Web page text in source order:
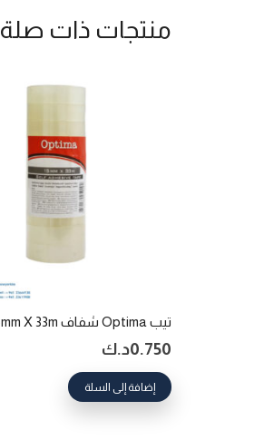
منتجات ذات صلة
تيب Optima شفاف 15mm X 33m
0.750د.ك
إضافة إلى السلة